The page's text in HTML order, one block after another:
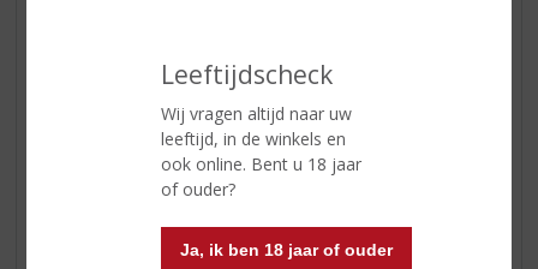
Leeftijdscheck
Wij vragen altijd naar uw
leeftijd, in de winkels en
ook online. Bent u 18 jaar
of ouder?
Ja, ik ben 18 jaar of ouder
drop, zoete vijgen en chocolade
Reviews